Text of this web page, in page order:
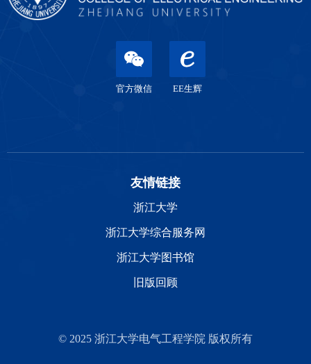
官方微信 EE生辉
友情链接
浙江大学
浙江大学综合服务网
浙江大学图书馆
旧版回顾
© 2025 浙江大学电气工程学院 版权所有